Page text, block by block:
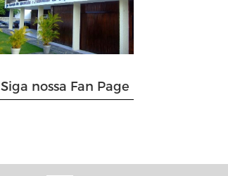
Siga nossa Fan Page